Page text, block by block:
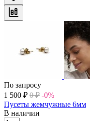
По запросу
1 500 ₽ 0 ₽ -0%
Пусеты жемчужные 6мм
В наличии